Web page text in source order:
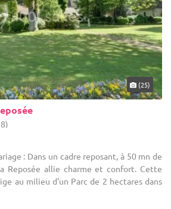
(25)
: Dans un cadre reposant, à 50 mn de
Reposée allie charme et confort. Cette
au milieu d'un Parc de 2 hectares dans